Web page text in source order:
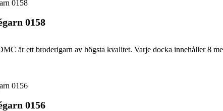
0158
är ett broderigarn av högsta kvalitet. Varje docka innehåller 8
0156